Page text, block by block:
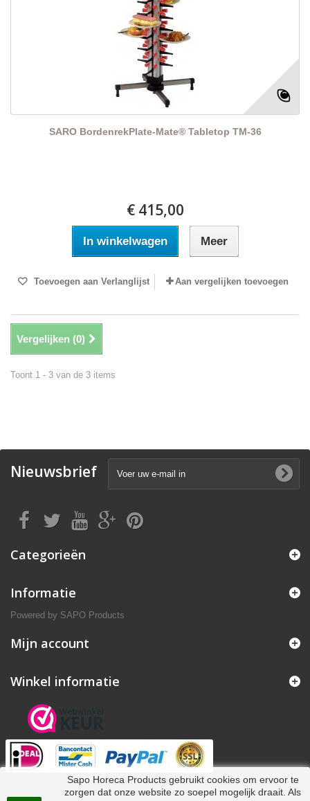
SARO BordenrekPlate-Mate® Tabletop TM-36
€ 415,00
In winkelwagen Meer
Toevoegen aan Verlanglijst Aan vergelijken toevoegen
Vergelijken (0)
Toont 1 - 3 van de 3 items
Nieuwsbrief
Categorieën
Informatie
Powered by SAPO Products
Mijn account
Winkel informatie
Sapo Horeca Products gebruikt cookies om ervoor te
zorgen dat onze website zo soepel mogelijk draait. Als